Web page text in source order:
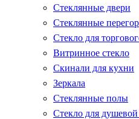
Стеклянные двери
Стеклянные
Стекло для
Витринное стекло
Скинали для кухни
Зеркала
Стеклянные полы
Стекло для